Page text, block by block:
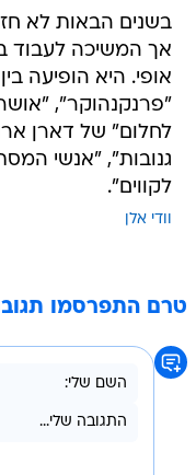
בשנים הבאות לא
אך המשיכה לעבוד
אופי. היא הופיעה
"פרנקנהוקר",
לחלום" של דארן
גנובות", "אנשי
לקווים".
וודי אלן
טרם התפרסמו